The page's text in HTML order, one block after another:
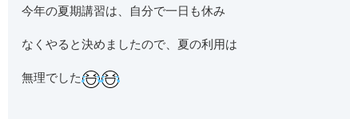
今年の夏期講習は、自分で一日も休み
なくやると決めましたので、夏の利用は
無理でした